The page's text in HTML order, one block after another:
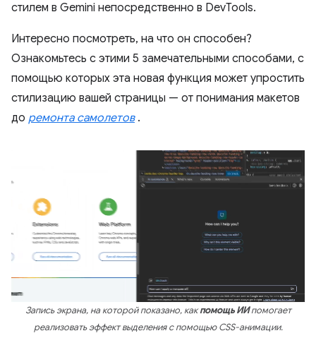
стилем в Gemini непосредственно в DevTools.
Интересно посмотреть, на что он способен?
Ознакомьтесь с этими 5 замечательными способами, с
помощью которых эта новая функция может упростить
стилизацию вашей страницы — от понимания макетов
до ремонта самолетов.
Запись экрана, на которой показано, какпомощь ИИпомогает
реализовать эффект выделения с помощью CSS-анимации.